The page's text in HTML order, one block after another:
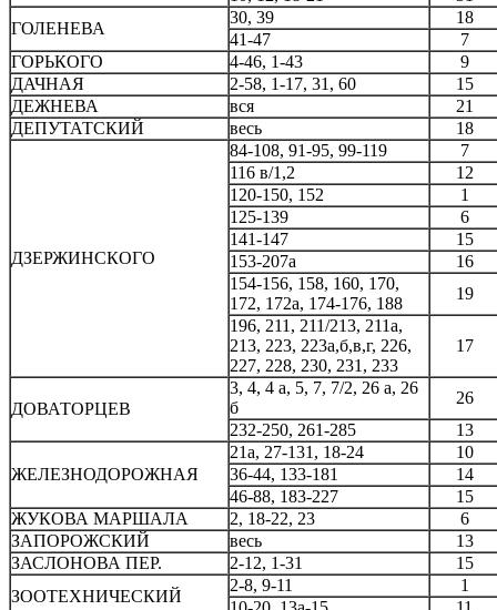
ГОЛЕНЕВА
30, 39
18
41-47
7
ГОРЬКОГО
4-46, 1-43
9
ДАЧНАЯ
2-58, 1-17, 31, 60
15
ДЕЖНЕВА
вся
21
ДЕПУТАТСКИЙ
весь 18
ДЗЕРЖИНСКОГО
84-108, 91-95, 99-119
7
116 в/1,2
12
120-150, 152
1
125-139
6
141-147
15
153-207а
16
154-156, 158, 160, 170,
172, 172а, 174-176, 188
19
196, 211, 211/213, 211а,
213, 223, 223а,б,в,г, 226,
227, 228, 230, 231, 233
17
ДОВАТОРЦЕВ
3, 4, 4 а, 5, 7, 7/2, 26 а, 26
б
26
232-250, 261-285
13
ЖЕЛЕЗНОДОРОЖНАЯ
21а, 27-131, 18-24
10
36-44, 133-181
14
46-88, 183-227
15
ЖУКОВА МАРШАЛА
2, 18-22, 23
6
ЗАПОРОЖСКИЙ
весь
13
ЗАСЛОНОВА ПЕР.
2-12, 1-31
15
ЗООТЕХНИЧЕСКИЙ
2-8, 9-11
1